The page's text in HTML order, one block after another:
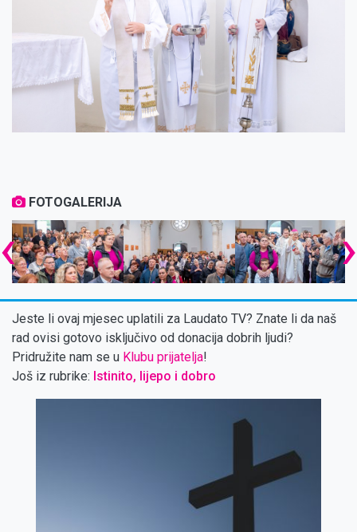
FOTOGALERIJA
‹ ›
Jeste li ovaj mjesec uplatili za Laudato TV? Znate li da naš
rad ovisi gotovo isključivo od donacija dobrih ljudi?
Pridružite nam se u Klubu prijatelja!
Još iz rubrike: Istinito, lijepo i dobro